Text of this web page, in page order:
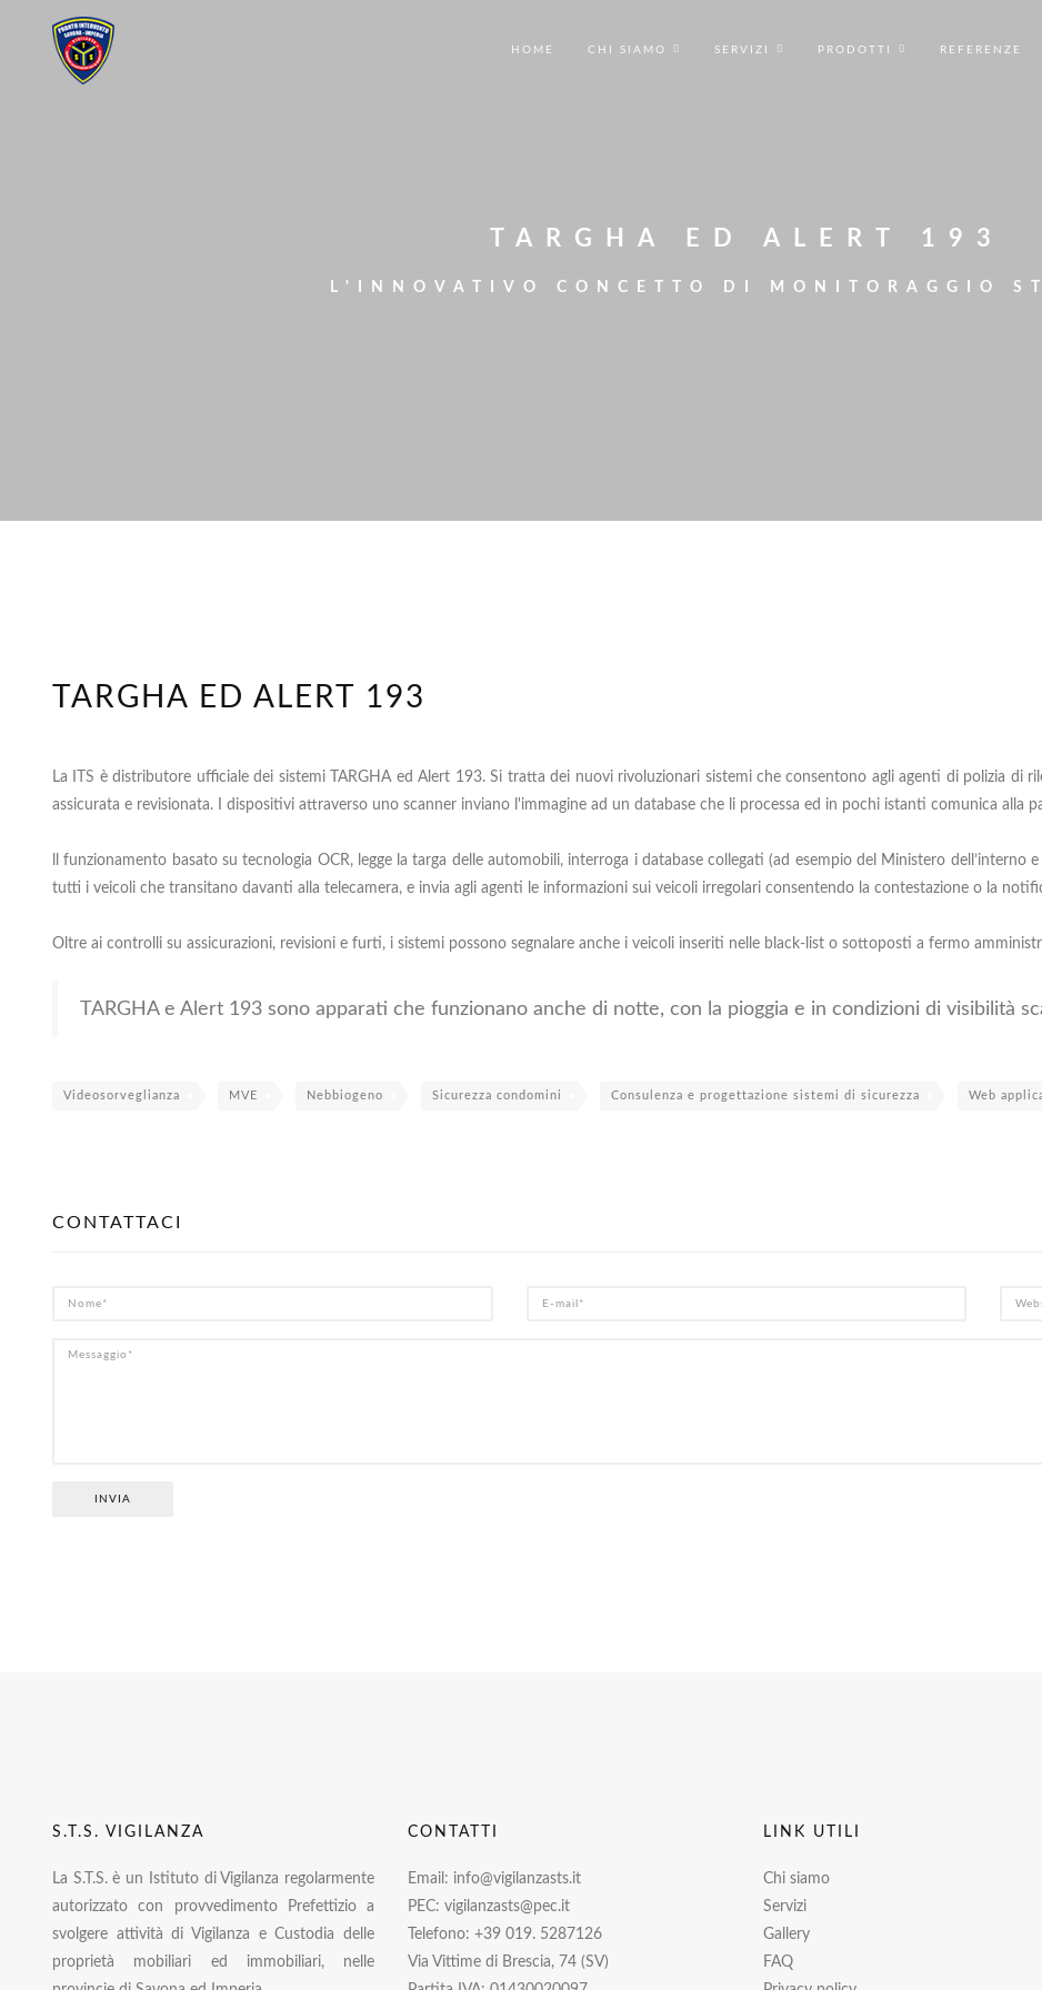
HOME CHI SIAMO SERVIZI PRODOTTI REFERENZE
TARGHA ED ALERT 193
L'INNOVATIVO CONCETTO DI MONITORAGGIO
TARGHA ED ALERT 193
La ITS è distributore ufficiale dei sistemi TARGHA ed Alert 193. Si tratta dei nuovi rivoluzionari sistemi che consentono agli agenti di polizia di
assicurata e revisionata. I dispositivi attraverso uno scanner inviano l'immagine ad un database che li processa ed in pochi istanti comunica alla
ll funzionamento basato su tecnologia OCR, legge la targa delle automobili, interroga i database collegati (ad esempio del Ministero
tutti i veicoli che transitano davanti alla telecamera, e invia agli agenti le informazioni sui veicoli irregolari consentendo la contestazione o la
Oltre ai controlli su assicurazioni, revisioni e furti, i sistemi possono segnalare anche i veicoli inseriti nelle black-list o sottoposti a fermo
TARGHA e Alert 193 sono apparati che funzionano anche di notte, con la pioggia e in condizioni di visibilità
Videosorveglianza MVE Nebbiogeno Sicurezza condomini Consulenza e progettazione sistemi di sicurezza Web
CONTATTACI
INVIA
S.T.S. VIGILANZA
La S.T.S. è un Istituto di Vigilanza regolarmente
autorizzato con provvedimento Prefettizio a
svolgere attività di Vigilanza e Custodia delle
proprietà mobiliari ed immobiliari, nelle
CONTATTI
Email: info@vigilanzasts.it
PEC: vigilanzasts@pec.it
Telefono: +39 019. 5287126
Via Vittime di Brescia, 74 (SV)
LINK UTILI
Chi siamo
Servizi
Gallery
FAQ